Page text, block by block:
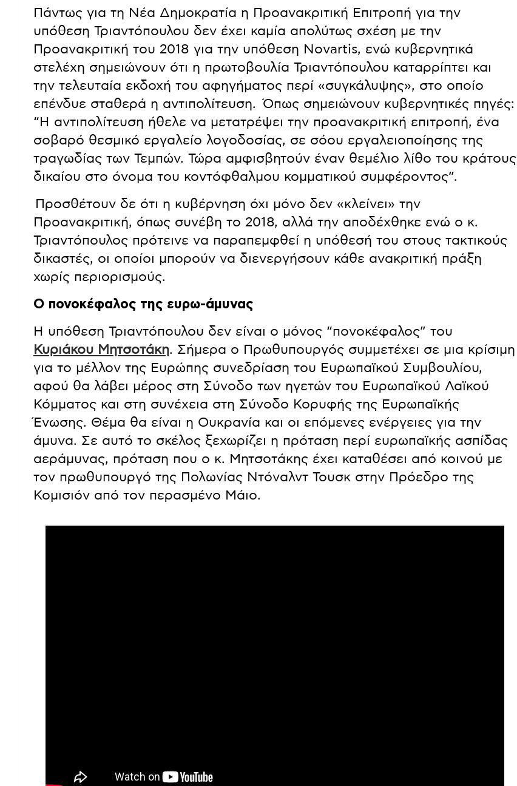
Πάντως για τη Νέα Δημοκρατία η Προανακριτική Επιτροπή για την
υπόθεση Τριαντόπουλου δεν έχει καμία απολύτως σχέση με την
Προανακριτική του 2018 για την υπόθεση Novartis, ενώ κυβερνητικά
στελέχη σημειώνουν ότι η πρωτοβουλία Τριαντόπουλου καταρρίπτει και
την τελευταία εκδοχή του αφηγήματος περί «συγκάλυψης», στο οποίο
επένδυε σταθερά η αντιπολίτευση. Όπως σημειώνουν κυβερνητικές πηγές:
“H αντιπολίτευση ήθελε να μετατρέψει την προανακριτική επιτροπή, ένα
σοβαρό θεσμικό εργαλείο λογοδοσίας, σε σόου εργαλειοποίησης της
τραγωδίας των Τεμπών. Τώρα αμφισβητούν έναν θεμέλιο λίθο του κράτους
δικαίου στο όνομα του κοντόφθαλμου κομματικού συμφέροντος”.
Προσθέτουν δε ότι η κυβέρνηση όχι μόνο δεν «κλείνει» την
Προανακριτική, όπως συνέβη το 2018, αλλά την αποδέχθηκε ενώ ο κ.
Τριαντόπουλος πρότεινε να παραπεμφθεί η υπόθεσή του στους τακτικούς
δικαστές, οι οποίοι μπορούν να διενεργήσουν κάθε ανακριτική πράξη
χωρίς περιορισμούς.
Ο πονοκέφαλος της ευρω-άμυνας
Η υπόθεση Τριαντόπουλου δεν είναι ο μόνος “πονοκέφαλος” του
Κυριάκου Μητσοτάκη. Σήμερα ο Πρωθυπουργός συμμετέχει σε μια κρίσιμη
για το μέλλον της Ευρώπης συνεδρίαση του Ευρωπαϊκού Συμβουλίου,
αφού θα λάβει μέρος στη Σύνοδο των ηγετών του Ευρωπαϊκού Λαϊκού
Κόμματος και στη συνέχεια στη Σύνοδο Κορυφής της Ευρωπαϊκής
Ένωσης. Θέμα θα είναι η Ουκρανία και οι επόμενες ενέργειες για την
άμυνα. Σε αυτό το σκέλος ξεχωρίζει η πρόταση περί ευρωπαϊκής ασπίδας
αεράμυνας, πρόταση που ο κ. Μητσοτάκης έχει καταθέσει από κοινού με
τον πρωθυπουργό της Πολωνίας Ντόναλντ Τουσκ στην Πρόεδρο της
Κομισιόν από τον περασμένο Μάιο.